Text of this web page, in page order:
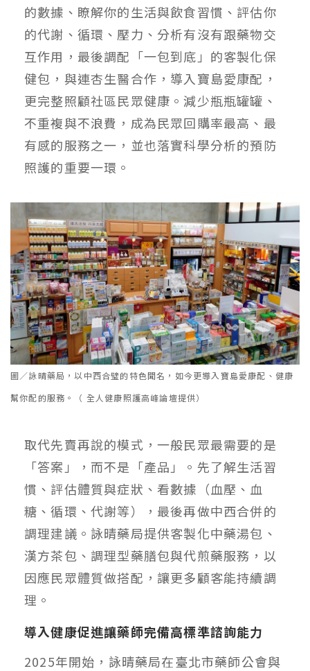
的數據、瞭解你的生活與飲食習慣、評估你
的代謝、循環、壓力、分析有沒有跟藥物交
互作用，最後調配「一包到底」的客製化保
健包，與連杏生醫合作，導入寶島愛康配，
更完整照顧社區民眾健康。減少瓶瓶罐罐、
不重複與不浪費，成為民眾回購率最高、最
有感的服務之一，並也落實科學分析的預防
照護的重要一環。
圖／詠晴藥局，以中西合璧的特色聞名，如今更導入寶島愛康配、健康
幫你配的服務。（ 全人健康照護高峰論壇提供）
取代先賣再說的模式，一般民眾最需要的是
「答案」，而不是「產品」。先了解生活習
慣、評估體質與症狀、看數據（血壓、血
糖、循環、代謝等），最後再做中西合併的
調理建議。詠晴藥局提供客製化中藥湯包、
漢方茶包、調理型藥膳包與代煎藥服務，以
因應民眾體質做搭配，讓更多顧客能持續調
理。
導入健康促進讓藥師完備高標準諮詢能力
2025年開始，詠晴藥局在臺北市藥師公會與